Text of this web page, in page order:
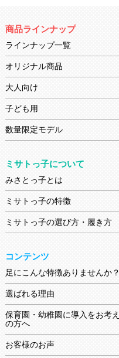
商品ラインナップ
ラインナップ一覧
オリジナル商品
大人向け
子ども用
数量限定モデル
ミサトっ子について
みさとっ子とは
ミサトっ子の特徴
ミサトっ子の選び方・履き方
コンテンツ
足にこんな特徴ありませんか？
選ばれる理由
保育園・幼稚園に導入をお考え
の方へ
お客様のお声